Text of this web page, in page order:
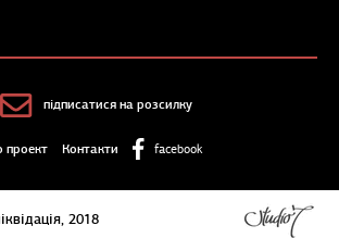
підписатися на розсилку
проект Контакти facebook
2018